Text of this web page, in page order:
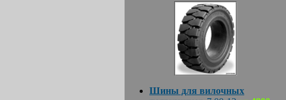
Шины для вилочных